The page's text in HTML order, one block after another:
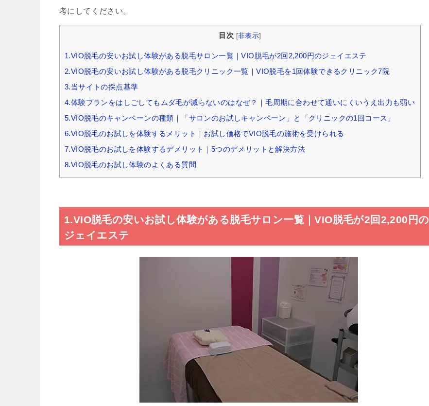
考にしてください。
目次 [非表示]
1.VIO脱毛の安いお試し体験がある脱毛サロン一覧｜VIO脱毛が2回2,200円のジェイエステ
2.VIO脱毛の安いお試し体験がある脱毛クリニック一覧｜VIO脱毛を1回体験できるクリニック7院
3.当サイトの採点基準
4.体験プランをはしごしてもムダ毛が減らないのはなぜ？｜毛周期に合わせて通いにくいうえ出力も弱い
5.VIO脱毛のキャンペーンの種類｜「サロンのお試しキャンペーン」と「クリニックの1回コース」
6.VIO脱毛のお試しを体験するメリット｜お試し価格でVIO脱毛の施術を受けられる
7.VIO脱毛のお試しを体験するデメリット｜5つのデメリットと解決方法
8.VIO脱毛のお試し体験のよくある質問
1.VIO脱毛の安いお試し体験がある脱毛サロン一覧｜VIO脱毛が2回2,200円の
ジェイエステ